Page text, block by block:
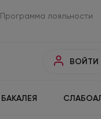
Программа лояльности
ВОЙТИ
БАКАЛЕЯ